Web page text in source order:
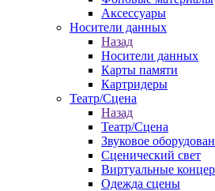
Аксессуары
Носители данных
Назад
Носители данных
Карты памяти
Картридеры
Театр/Сцена
Назад
Театр/Сцена
Звуковое
Сценический свет
Виртуальные
Одежда сцены